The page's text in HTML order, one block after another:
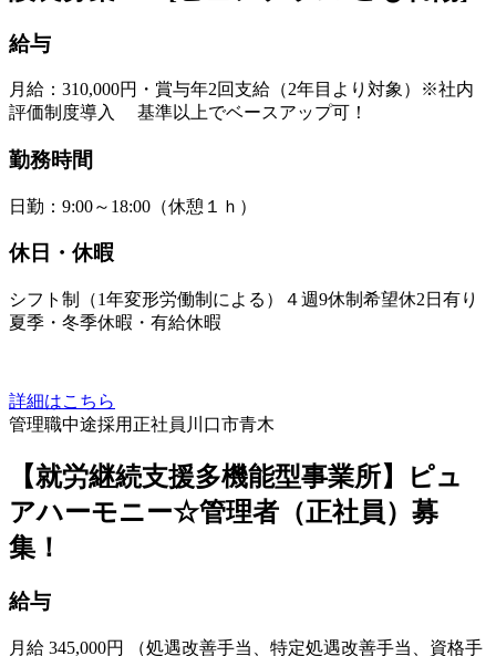
給与
月給：310,000円・賞与年2回支給（2年目より対象）※社内
評価制度導入 基準以上でベースアップ可！
勤務時間
日勤：9:00～18:00（休憩１ｈ）
休日・休暇
シフト制（1年変形労働制による）４週9休制希望休2日有り
夏季・冬季休暇・有給休暇
詳細はこちら
管理職中途採用 正社員 川口市青木
【就労継続支援多機能型事業所】ピュ
アハーモニー☆管理者（正社員）募
集！
給与
月給 345,000円 （処遇改善手当、特定処遇改善手当、資格手